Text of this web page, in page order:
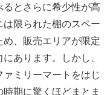
とさらに希少性が高
限られた棚のスペー
、販売エリアが限定
あります。しかし、
ミリーマートをはじ
期に驚くほどまとま